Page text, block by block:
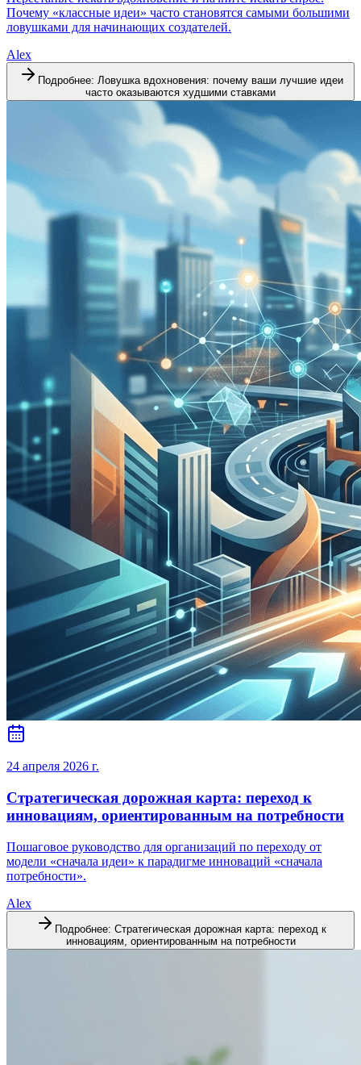
Почему «классные идеи» часто становятся самыми большими
ловушками для начинающих создателей.
Alex
Подробнее: Ловушка вдохновения: почему ваши лучшие идеи
часто оказываются худшими ставками
24 апреля 2026 г.
Стратегическая дорожная карта: переход к
инновациям, ориентированным на потребности
Пошаговое руководство для организаций по переходу от
модели «сначала идеи» к парадигме инноваций «сначала
потребности».
Alex
Подробнее: Стратегическая дорожная карта: переход к
инновациям, ориентированным на потребности